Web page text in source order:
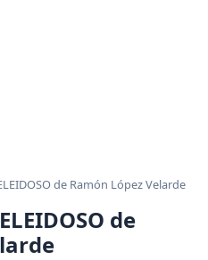
de Ramón López Velarde
de